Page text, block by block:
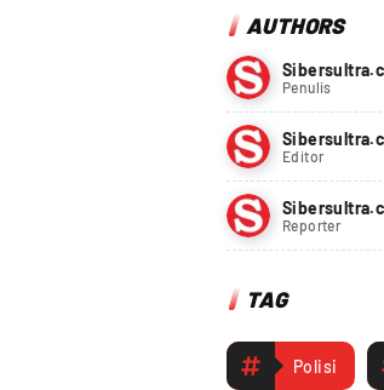
AUTHORS
Penulis
Editor
Reporter
TAG
Polisi